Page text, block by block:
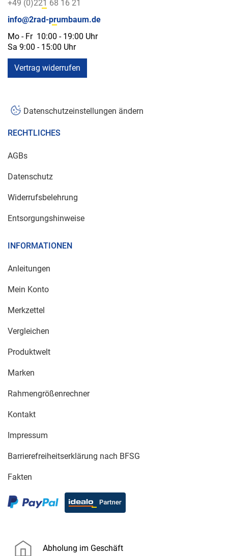
+49 (0)221 68 16 21
info@2rad-prumbaum.de
Mo - Fr 10:00 - 19:00 Uhr
Sa 9:00 - 15:00 Uhr
Vertrag widerrufen
Datenschutzeinstellungen ändern
RECHTLICHES
AGBs
Datenschutz
Widerrufsbelehrung
Entsorgungshinweise
INFORMATIONEN
Anleitungen
Mein Konto
Merkzettel
Vergleichen
Produktwelt
Marken
Rahmengrößenrechner
Kontakt
Impressum
Barrierefreiheitserklärung nach BFSG
Fakten
Abholung im Geschäft